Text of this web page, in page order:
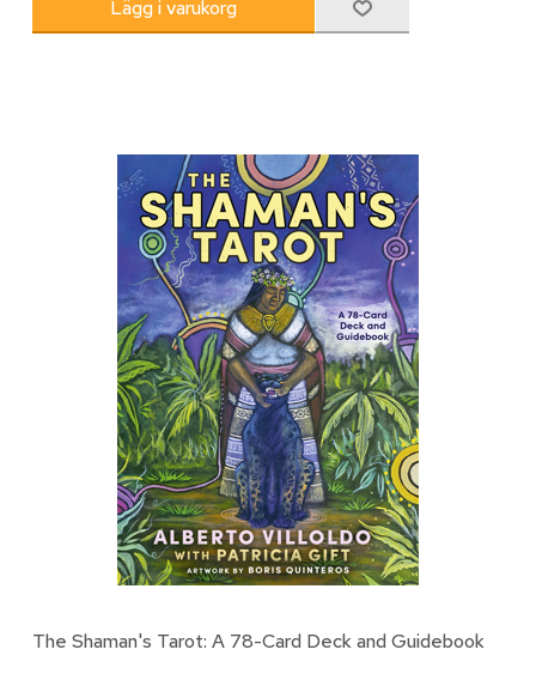
The Shaman's Tarot: A 78-Card Deck and Guidebook